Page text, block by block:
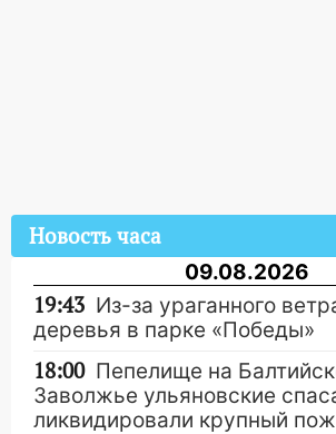
Новость часа
09.08.2026
19:43 Из-за ураганного
деревья в парке «Победы»
18:00 Пепелище на
Заволжье ульяновские
ликвидировали крупный